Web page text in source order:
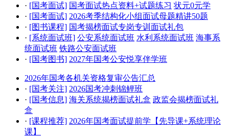
· [国考面试] 国考面试热点资料+试题练习 状元0元学
· [国考面试] 2026考季结构化小组面试母题精讲50题
· [图书课程] 国考揭榜面试专岗专训面试礼包
· [系统面试班] 公安系统面试班 水利系统面试班 海事系
统面试班 铁路公安面试班
· [国考图书] 2027年国考公安悦享伴学班
2026年国考各机关资格复审公告汇总
· [国考关注] 2026国考冲刺锦鲤班
· [国考信息] 海关系统揭榜面试礼盒 政监会揭榜面试礼
盒
· [课程推荐] 2026年国考面试提前学【先导课+系统理论
课】